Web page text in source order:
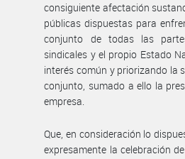
consiguiente afectación
públicas dispuestas para
conjunto de todas las
sindicales y el propio Estado
interés común y priorizando la
conjunto, sumado a ello la
empresa.
Que, en consideración lo
expresamente la celebración